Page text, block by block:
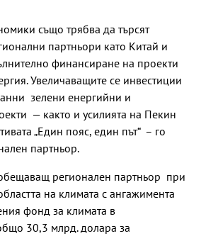
също трябва да търсят
партньори като Китай и
финансиране на проекти
Увеличаващите се инвестиции
зелени енергийни и
— както и усилията на Пекин
„Един пояс, един път“ – го
партньор.
регионален партньор при
на климата с ангажимента
фонд за климата в
30,3 млрд. долара за